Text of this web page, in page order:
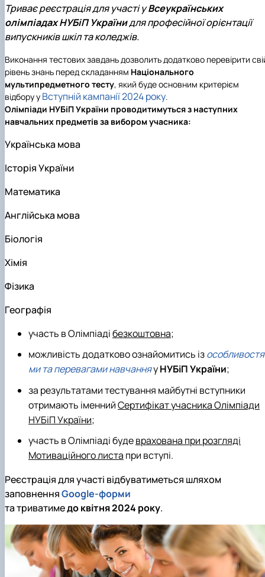
Scientific club «Філософські проблеми
міжособистісної та міжгрупової комунікаці…
Scientific club «Історія держави і права України»
Триває реєстрація для участі уВсеукраїнських
олімпіадах НУБіП Українидля професійної орієнтації
випускників шкіл та коледжів.
Виконання тестових завдань дозволить додатково перевірити
рівень знань перед складанням Національного
мультипредметного тесту, який буде основним критерієм
відбору у Вступній кампанії 2024 року.
Олімпіади НУБіП України проводитимуться з наступних
навчальних предметів за вибором учасника:
Українська мова
Історія України
Математика
Англійська мова
Біологія
Хімія
Фізика
Географія
участь в Олімпіадібезкоштовна;
можливість додатково ознайомитись ізособливостя
ми та перевагами навчанняуНУБіП України;
за результатами тестування майбутні вступники
отримають іменнийСертифікат учасника Олімпіади
НУБіП України;
участь в Олімпіаді будеврахована при розгляді
Мотиваційного листа при вступі.
Реєстрація для участі відбуватиметься шляхом
заповненняGoogle-форми
та триватимедо квітня 2024 року.